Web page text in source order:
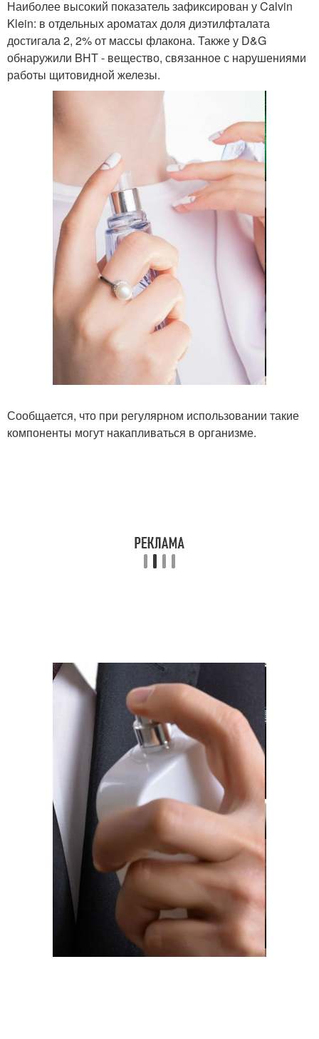
Наиболее высокий показатель зафиксирован у Calvin
Klein: в отдельных ароматах доля диэтилфталата
достигала 2, 2% от массы флакона. Также у D&G
обнаружили BHT - вещество, связанное с нарушениями
работы щитовидной железы.
Сообщается, что при регулярном использовании такие
компоненты могут накапливаться в организме.